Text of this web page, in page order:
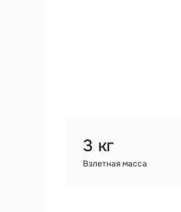
3 кг
Взлетная масса